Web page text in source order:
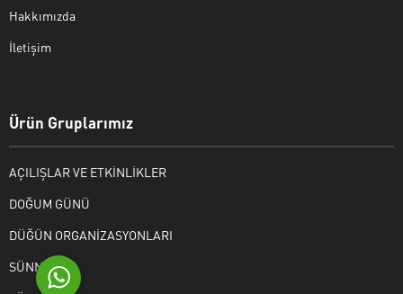
Hakkımızda
İletişim
Ürün Gruplarımız
AÇILIŞLAR VE ETKİNLİKLER
DOĞUM GÜNÜ
DÜĞÜN ORGANİZASYONLARI
SÜNNET